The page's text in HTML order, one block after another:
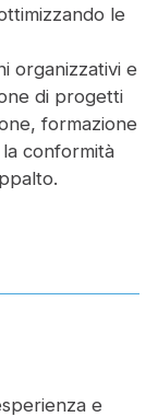
le
organizzativi e
di progetti
formazione
conformità
e